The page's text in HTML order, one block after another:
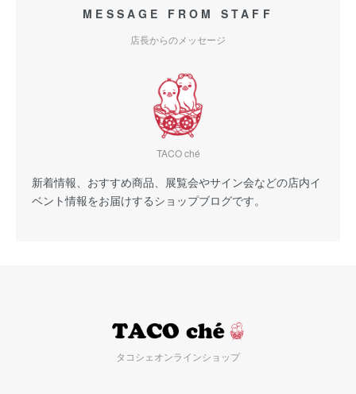
MESSAGE FROM STAFF
店長からのメッセージ
TACO ché
新着情報、おすすめ商品、展覧会やサイン会などの店内イ
ベント情報をお届けするショップブログです。
タコシェオンラインショップ